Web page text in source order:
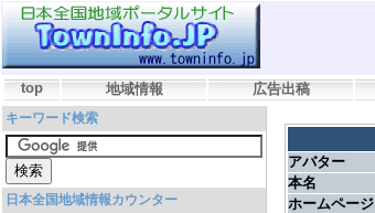
top 地域情報 広告出稿
キーワード検索
日本全国地域情報カウンター
アバター
本名
ホームページ